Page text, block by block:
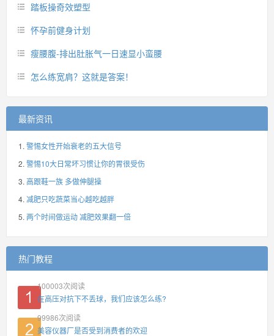
踏板操奇效塑型
怀孕前健身计划
瘦腰腹-排出肚胀气一日速显小蛮腰
怎么练宽肩？这就是答案！
最新资讯
警惕女性开始衰老的五大信号
警惕10大日常坏习惯让你的胃很受伤
高跟鞋一族 多做伸腿操
减肥只吃蔬菜当心越吃越胖
两个时间做运动 减肥效果翻一倍
热门教程
100003次阅读
在高压对抗下不丢球，我们应该怎么练?
99986次阅读
美容仪器厂是否受到消费者的欢迎